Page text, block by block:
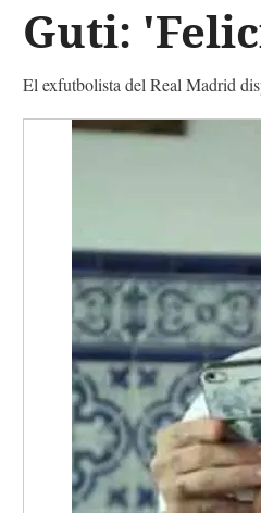
Guti:
El exfutbolista del Real Madrid